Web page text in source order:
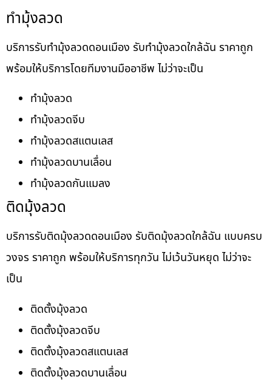
ทำมุ้งลวด
บริการรับทำมุ้งลวดดอนเมือง รับทำมุ้งลวดใกล้ฉัน ราคาถูก
พร้อมให้บริการโดยทีมงานมืออาชีพ ไม่ว่าจะเป็น
ทำมุ้งลวด
ทำมุ้งลวดจีบ
ทำมุ้งลวดสแตนเลส
ทำมุ้งลวดบานเลื่อน
ทำมุ้งลวดกันแมลง
ติดมุ้งลวด
บริการรับติดมุ้งลวดดอนเมือง รับติดมุ้งลวดใกล้ฉัน แบบครบ
วงจร ราคาถูก พร้อมให้บริการทุกวัน ไม่เว้นวันหยุด ไม่ว่าจะ
เป็น
ติดตั้งมุ้งลวด
ติดตั้งมุ้งลวดจีบ
ติดตั้งมุ้งลวดสแตนเลส
ติดตั้งมุ้งลวดบานเลื่อน